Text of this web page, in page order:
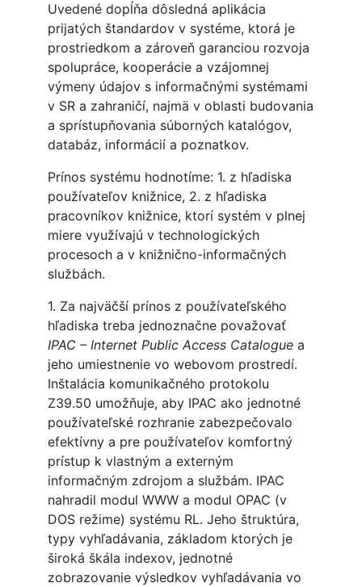
Uvedené dopĺňa dôsledná aplikácia
prijatých štandardov v systéme, ktorá je
prostriedkom a zároveň garanciou rozvoja
spolupráce, kooperácie a vzájomnej
výmeny údajov s informačnými systémami
v SR a zahraničí, najmä v oblasti budovania
a sprístupňovania súborných katalógov,
databáz, informácií a poznatkov.
Prínos systému hodnotíme: 1. z hľadiska
používateľov knižnice, 2. z hľadiska
pracovníkov knižnice, ktorí systém v plnej
miere využívajú v technologických
procesoch a v knižnično-informačných
službách.
1. Za najväčší prínos z používateľského
hľadiska treba jednoznačne považovať
IPAC – Internet Public Access Cataloguea
jeho umiestnenie vo webovom prostredí.
Inštalácia komunikačného protokolu
Z39.50 umožňuje, aby IPAC ako jednotné
používateľské rozhranie zabezpečovalo
efektívny a pre používateľov komfortný
prístup k vlastným a externým
informačným zdrojom a službám. IPAC
nahradil modul WWW a modul OPAC (v
DOS režime) systému RL. Jeho štruktúra,
typy vyhľadávania, základom ktorých je
široká škála indexov, jednotné
zobrazovanie výsledkov vyhľadávania vo